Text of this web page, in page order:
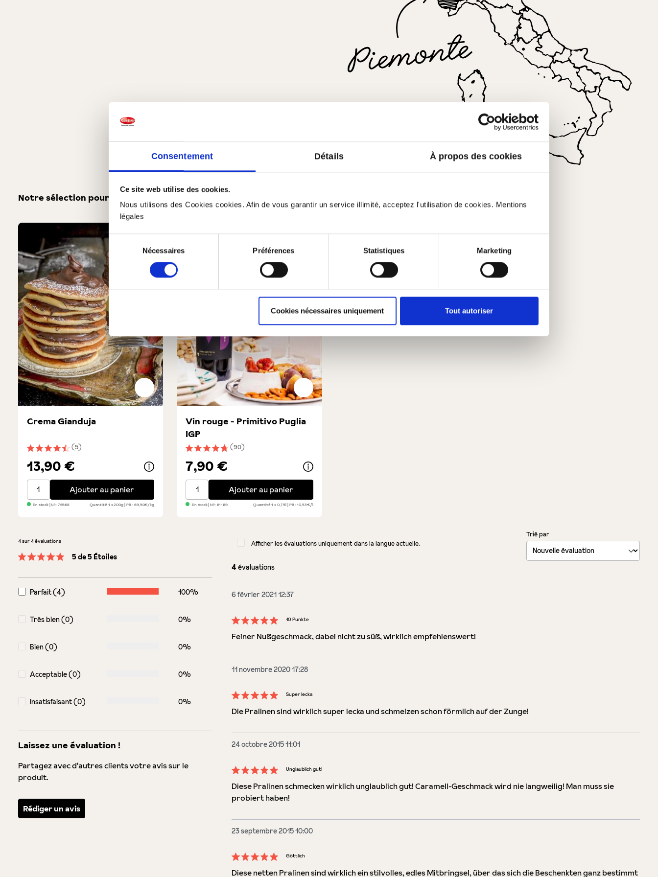
Consentement Détails À propos des cookies
Ce site web utilise des cookies.
Nous utilisons des Cookies cookies. Afin de vous garantir un service illimité, acceptez l'utilisation de cookies. Mentions
légales
Sélection
du
consentement
Nécessaires Préférences Statistiques Marketing
Cookies nécessaires uniquement Tout autoriser
Tous les produits de Piémont.
Notre sélection pour vous
Produktgalerie überspringen
Note moyenne de 4.6 sur 5 étoiles
(5)
Crema Gianduja
13,90 €
Crema GiandujaAjouter au panier
En stock| №:76568 Quantité1 x 200g PB : 69,50€/kg
Note moyenne de 4.7 sur 5 étoiles
(90)
Vin rouge - Primitivo Puglia
IGP
7,90 €
Vin rouge - Primitivo Puglia IGP
Ajouter au panier
En stock| №:61169 Quantité1 x 0,75l PB : 10,53€/l
4 sur 4 évaluations
5 de 5 Étoiles
Parfait (4) 100%
Très bien (0) 0%
Bien (0) 0%
Acceptable (0) 0%
Insatisfaisant (0) 0%
Laissez une évaluation !
Partagez avec d'autres clients votre avis sur le
produit.
Rédiger un avis
Afficher les évaluations uniquement dans la langue actuelle.
Trié par
4évaluations
6 février 2021 12:37
Évaluation avec une note de 5 sur 5 étoiles
10 Punkte
Feiner Nußgeschmack, dabei nicht zu süß, wirklich empfehlenswert!
11 novembre 2020 17:28
Évaluation avec une note de 5 sur 5 étoiles
Super lecka
Die Pralinen sind wirklich super lecka und schmelzen schon förmlich auf der Zunge!
24 octobre 2015 11:01
Évaluation avec une note de 5 sur 5 étoiles
Unglaublich gut!
Diese Pralinen schmecken wirklich unglaublich gut! Caramell-Geschmack wird nie langweilig! Man muss sie
probiert haben!
23 septembre 2015 10:00
Évaluation avec une note de 5 sur 5 étoiles
Göttlich
Diese netten Pralinen sind wirklich ein stilvolles, edles Mitbringsel, über das sich die Beschenkten ganz bestimmt